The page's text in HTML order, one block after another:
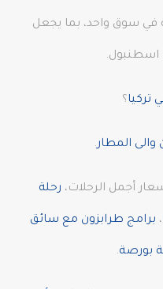
في سوق واحد، بما يجعل
اسطنبول.
تركيا ؟
المطار.
أجمل الرحلات، رحلة
، برامج طرابزون مع سائق
بورصة.